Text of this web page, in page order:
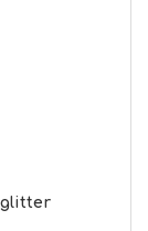
glitter